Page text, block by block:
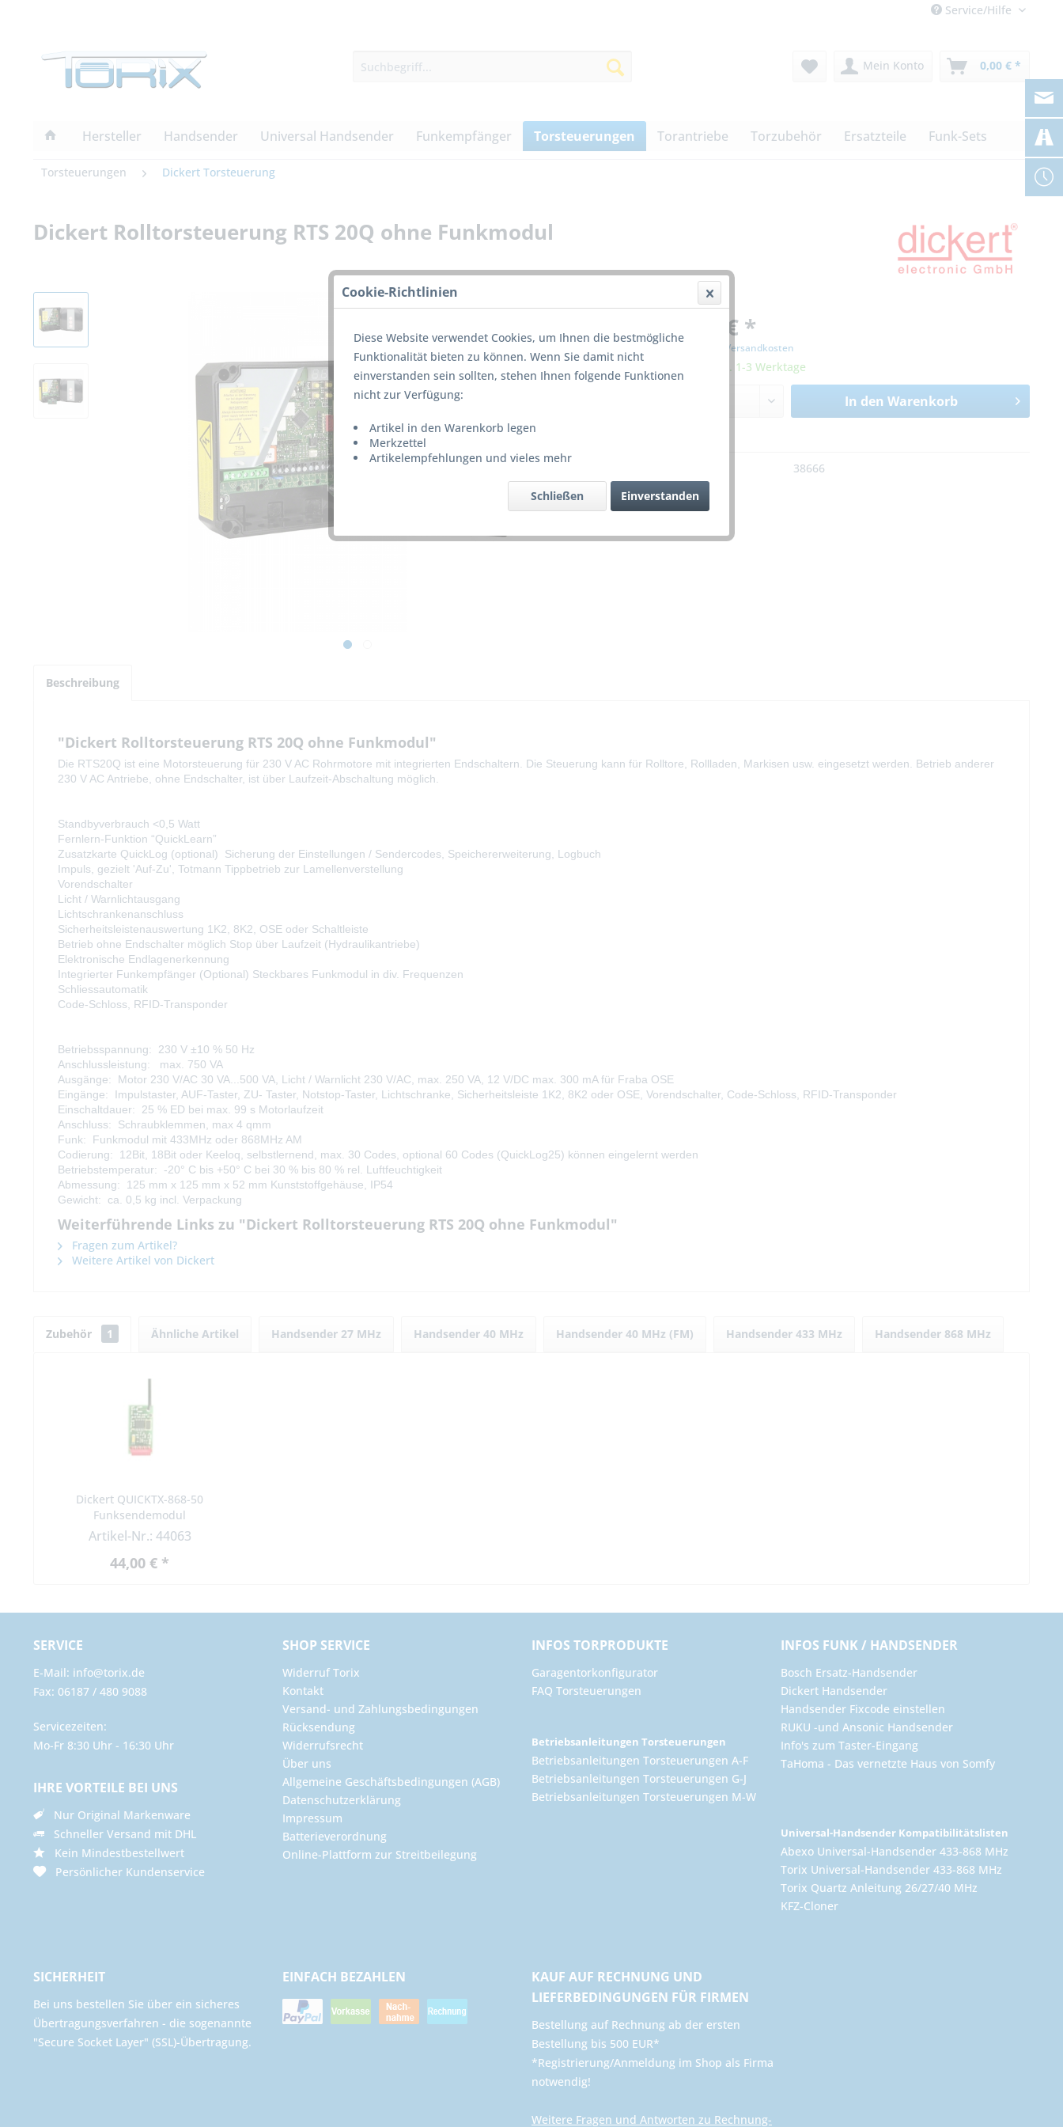
Service/Hilfe
Mein Konto 0,00 € *
Hersteller Handsender Universal Handsender Funkempfänger Torsteuerungen Torantriebe Torzubehör Ersatzteile Funk-Sets
Torsteuerungen Dickert Torsteuerung
Dickert Rolltorsteuerung RTS 20Q ohne Funkmodul
155,00 € *
inkl. MwSt. zzgl. Versandkosten
Lieferzeit ca. 1-3 Werktage
In den Warenkorb
38666
Beschreibung
"Dickert Rolltorsteuerung RTS 20Q ohne Funkmodul"
Die RTS20Q ist eine Motorsteuerung für 230 V AC Rohrmotore mit integrierten Endschaltern. Die Steuerung kann für Rolltore, Rollladen, Markisen usw. eingesetzt werden. Betrieb anderer
230 V AC Antriebe, ohne Endschalter, ist über Laufzeit-Abschaltung möglich.
Standbyverbrauch <0,5 Watt
Fernlern-Funktion “QuickLearn”
Zusatzkarte QuickLog (optional) Sicherung der Einstellungen / Sendercodes, Speichererweiterung, Logbuch
Impuls, gezielt 'Auf-Zu', Totmann Tippbetrieb zur Lamellenverstellung
Vorendschalter
Licht / Warnlichtausgang
Lichtschrankenanschluss
Sicherheitsleistenauswertung 1K2, 8K2, OSE oder Schaltleiste
Betrieb ohne Endschalter möglich Stop über Laufzeit (Hydraulikantriebe)
Elektronische Endlagenerkennung
Integrierter Funkempfänger (Optional) Steckbares Funkmodul in div. Frequenzen
Schliessautomatik
Code-Schloss, RFID-Transponder
Betriebsspannung: 230 V ±10 % 50 Hz
Anschlussleistung: max. 750 VA
Ausgänge: Motor 230 V/AC 30 VA...500 VA, Licht / Warnlicht 230 V/AC, max. 250 VA, 12 V/DC max. 300 mA für Fraba OSE
Eingänge: Impulstaster, AUF-Taster, ZU- Taster, Notstop-Taster, Lichtschranke, Sicherheitsleiste 1K2, 8K2 oder OSE, Vorendschalter, Code-Schloss, RFID-Transponder
Einschaltdauer: 25 % ED bei max. 99 s Motorlaufzeit
Anschluss: Schraubklemmen, max 4 qmm
Funk: Funkmodul mit 433MHz oder 868MHz AM
Codierung: 12Bit, 18Bit oder Keeloq, selbstlernend, max. 30 Codes, optional 60 Codes (QuickLog25) können eingelernt werden
Betriebstemperatur: -20° C bis +50° C bei 30 % bis 80 % rel. Luftfeuchtigkeit
Abmessung: 125 mm x 125 mm x 52 mm Kunststoffgehäuse, IP54
Gewicht: ca. 0,5 kg incl. Verpackung
Weiterführende Links zu "Dickert Rolltorsteuerung RTS 20Q ohne Funkmodul"
Fragen zum Artikel?
Weitere Artikel von Dickert
Zubehör 1 Ähnliche Artikel Handsender 27 MHz Handsender 40 MHz Handsender 40 MHz (FM) Handsender 433 MHz Handsender 868 MHz
Dickert QUICKTX-868-50
Funksendemodul
Artikel-Nr.: 44063
44,00 € *
SERVICE
E-Mail: info@torix.de
Fax: 06187 / 480 9088
Servicezeiten:
Mo-Fr 8:30 Uhr - 16:30 Uhr
IHRE VORTEILE BEI UNS
Nur Original Markenware
Schneller Versand mit DHL
Kein Mindestbestellwert
Persönlicher Kundenservice
SHOP SERVICE
Widerruf Torix
Kontakt
Versand- und Zahlungsbedingungen
Rücksendung
Widerrufsrecht
Über uns
Allgemeine Geschäftsbedingungen (AGB)
Datenschutzerklärung
Impressum
Batterieverordnung
Online-Plattform zur Streitbeilegung
INFOS TORPRODUKTE
Garagentorkonfigurator
FAQ Torsteuerungen
Betriebsanleitungen Torsteuerungen
Betriebsanleitungen Torsteuerungen A-F
Betriebsanleitungen Torsteuerungen G-J
Betriebsanleitungen Torsteuerungen M-W
INFOS FUNK / HANDSENDER
Bosch Ersatz-Handsender
Dickert Handsender
Handsender Fixcode einstellen
RUKU -und Ansonic Handsender
Info's zum Taster-Eingang
TaHoma - Das vernetzte Haus von Somfy
Universal-Handsender Kompatibilitätslisten
Abexo Universal-Handsender 433-868 MHz
Torix Universal-Handsender 433-868 MHz
Torix Quartz Anleitung 26/27/40 MHz
KFZ-Cloner
SICHERHEIT
Bei uns bestellen Sie über ein sicheres
Übertragungsverfahren - die sogenannte
"Secure Socket Layer" (SSL)-Übertragung.
EINFACH BEZAHLEN
KAUF AUF RECHNUNG UND
LIEFERBEDINGUNGEN FÜR FIRMEN
​Bestellung auf Rechnung ab der ersten
Bestellung bis 500 EUR*
*Registrierung/Anmeldung im Shop als Firma
notwendig!
Weitere Fragen und Antworten zu Rechnung-
Cookie-Richtlinien
Diese Website verwendet Cookies, um Ihnen die bestmögliche
Funktionalität bieten zu können. Wenn Sie damit nicht
einverstanden sein sollten, stehen Ihnen folgende Funktionen
nicht zur Verfügung:
Artikel in den Warenkorb legen
Merkzettel
Artikelempfehlungen und vieles mehr
Einverstanden
Schließen